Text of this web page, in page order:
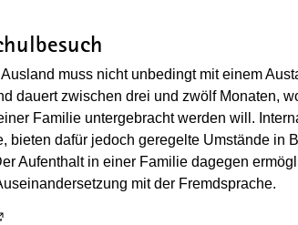
muss nicht unbedingt mit einem
dauert zwischen drei und zwölf Monaten,
Familie untergebracht werden will.
bieten dafür jedoch geregelte Umstände in
Aufenthalt in einer Familie dagegen
mit der Fremdsprache.
in einem neuen Fenster geöffnet)